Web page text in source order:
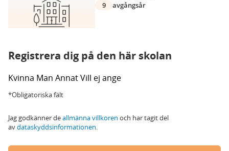
9
avgångsår
Registrera dig på den här skolan
Kvinna Man AnnatVill ej ange
*Obligatoriska fält
Jag godkänner deallmänna villkoren och har tagit del
avdataskyddsinformationen.